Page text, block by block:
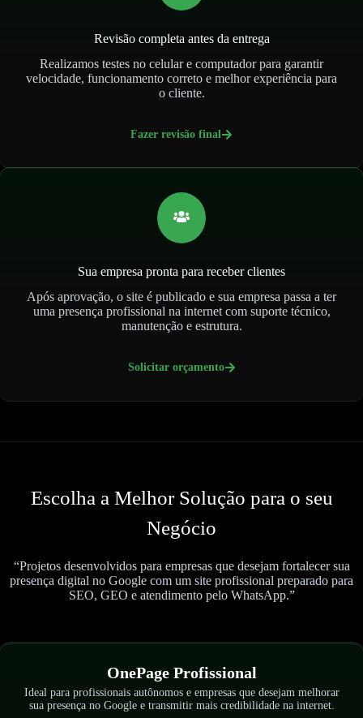
Revisão completa antes da entrega
Realizamos testes no celular e computador para garantir
velocidade, funcionamento correto e melhor experiência para
o cliente.
Fazer revisão final
Sua empresa pronta para receber clientes
Após aprovação, o site é publicado e sua empresa passa a ter
uma presença profissional na internet com suporte técnico,
manutenção e estrutura.
Solicitar orçamento
Escolha a Melhor Solução para o seu
Negócio
“Projetos desenvolvidos para empresas que desejam fortalecer sua
presença digital no Google com um site profissional preparado para
SEO, GEO e atendimento pelo WhatsApp.”
OnePage Profissional
Ideal para profissionais autônomos e empresas que desejam melhorar
sua presença no Google e transmitir mais credibilidade na internet.